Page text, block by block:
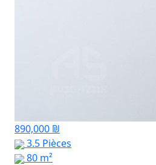
890,000 ₪
3.5 Pièces
80 m²